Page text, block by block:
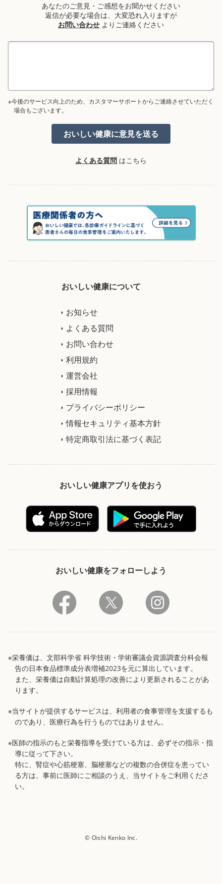
あなたのご意見・ご感想をお聞かせください
返信が必要な場合は、大変恐れ入りますが
お問い合わせ よりご連絡ください
※今後のサービス向上のため、カスタマーサポートからご連絡させていただく
場合もございます。
よくある質問 はこちら
おいしい健康について
お知らせ
よくある質問
お問い合わせ
利用規約
運営会社
採用情報
プライバシーポリシー
情報セキュリティ基本方針
特定商取引法に基づく表記
おいしい健康アプリを使おう
おいしい健康をフォローしよう
※栄養価は、文部科学省 科学技術・学術審議会資源調査分科会報
告の日本食品標準成分表増補2023を元に算出しています。
また、栄養価は自動計算処理の改善により更新されることがあ
ります。
※当サイトが提供するサービスは、利用者の食事管理を支援するも
のであり、医療行為を行うものではありません。
※医師の指示のもと栄養指導を受けている方は、必ずその指示・指
導に従って下さい。
特に、腎症や心筋梗塞、脳梗塞などの複数の合併症を患ってい
る方は、事前に医師にご相談のうえ、当サイトをご利用くださ
い。
© Oishi Kenko Inc.